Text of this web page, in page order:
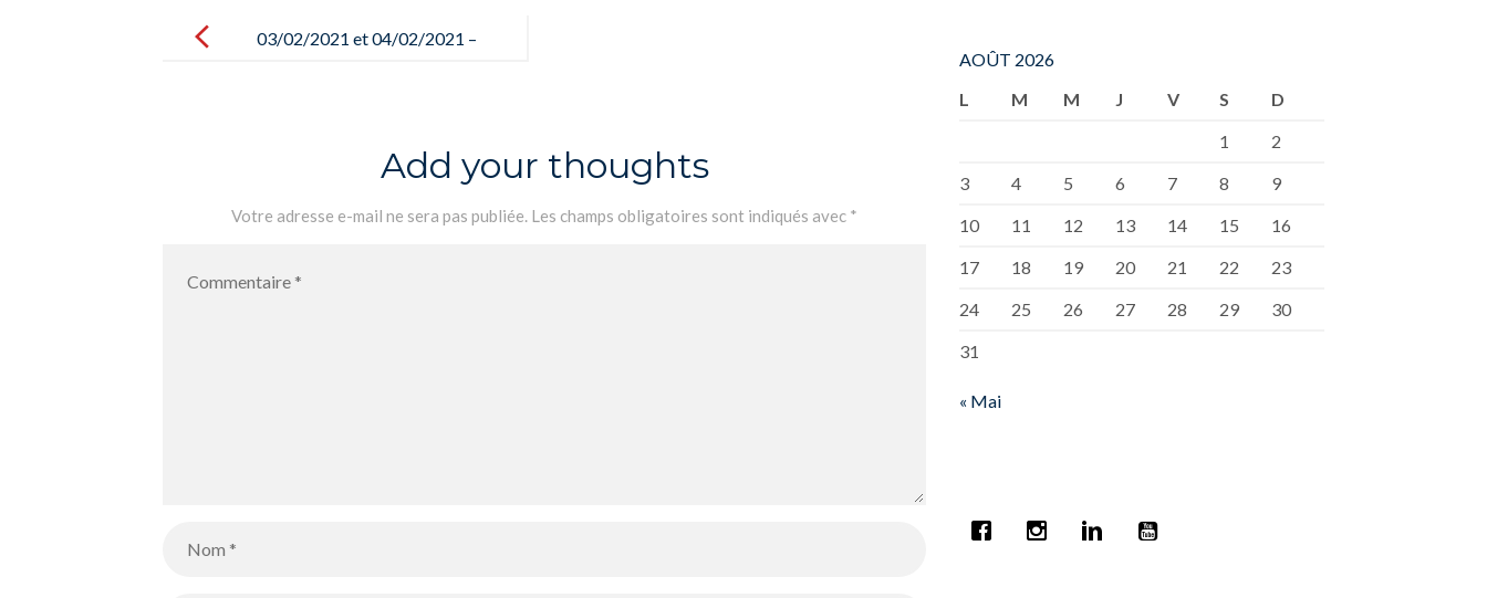
navigation
03/02/2021 et 04/02/2021 –
Add your thoughts
Votre adresse e-mail ne sera pas publiée. Les champs obligatoires sont indiqués avec *
AOÛT 2026
L
M M J V S
D
1
2
3
4 5 6 7 8
9
10
11 12 13 14 15
16
17
18 19 20 21 22
23
24
25 26 27 28 29
30
31
« Mai